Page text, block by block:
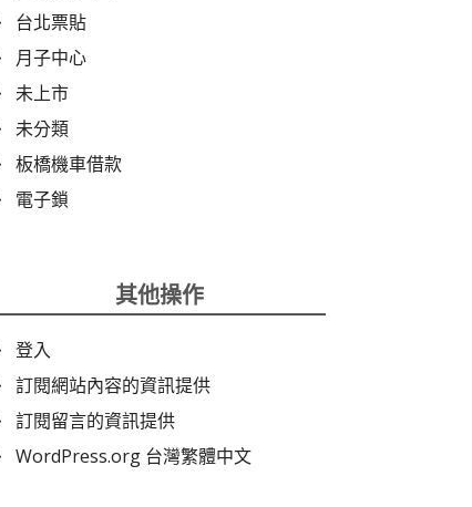
台北票貼
月子中心
未上市
未分類
板橋機車借款
電子鎖
其他操作
登入
訂閱網站內容的資訊提供
訂閱留言的資訊提供
WordPress.org 台灣繁體中文